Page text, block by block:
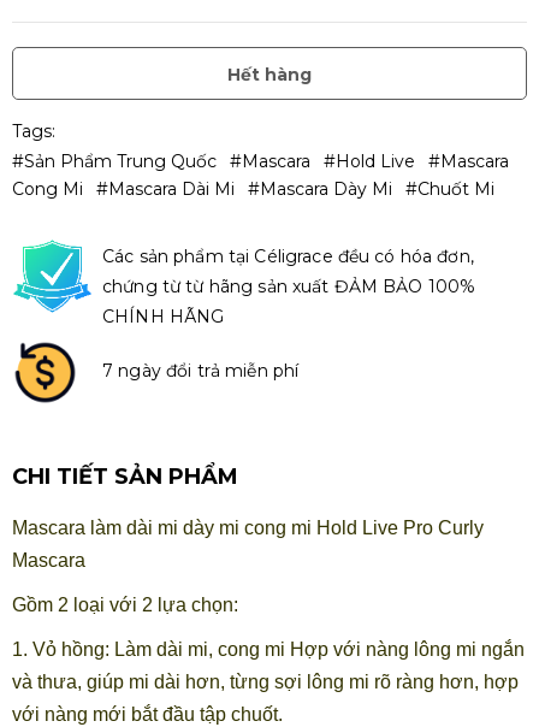
Hết hàng
Tags:
#Sản Phẩm Trung Quốc
#Mascara #Hold Live
#mascara
Cong Mi
#mascara Dài Mi #mascara Dày Mi #chuốt Mi
Các sản phẩm tại Céligrace đều có hóa đơn,
chứng từ từ hãng sản xuất ĐẢM BẢO 100%
CHÍNH HÃNG
7 ngày đổi trả miễn phí
CHI TIẾT SẢN PHẨM
Mascara làm dài mi dày mi cong mi Hold Live Pro Curly
Mascara
Gồm 2 loại với 2 lựa chọn:
1. Vỏ hồng: Làm dài mi, cong mi Hợp với nàng lông mi ngắn
và thưa, giúp mi dài hơn, từng sợi lông mi rõ ràng hơn, hợp
với nàng mới bắt đầu tập chuốt.